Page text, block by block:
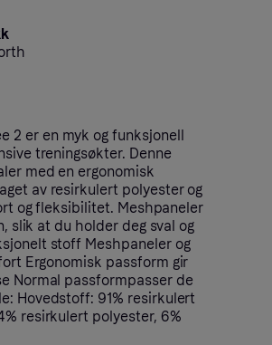
2 er en myk og funksjonell
treningsøkter. Denne
med en ergonomisk
av resirkulert polyester og
og fleksibilitet. Meshpaneler
slik at du holder deg sval og
stoff Meshpaneler og
Ergonomisk passform gir
Normal passformpasser de
Hovedstoff: 91% resirkulert
resirkulert polyester, 6%